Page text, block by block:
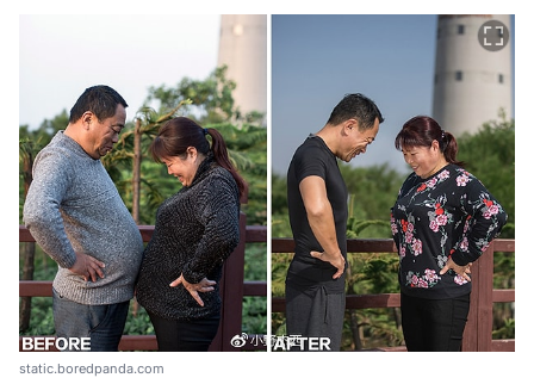
static.boredpanda.com